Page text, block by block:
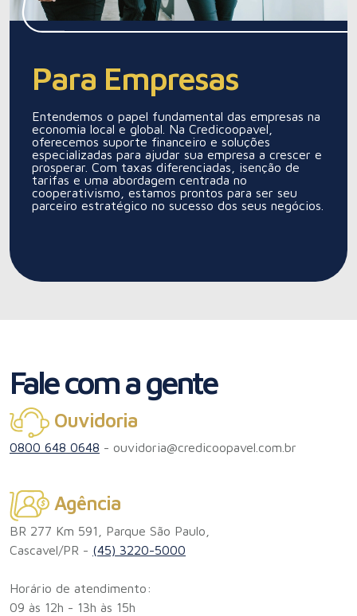
Para Empresas
Entendemos o papel fundamental das empresas na
economia local e global. Na Credicoopavel,
oferecemos suporte financeiro e soluções
especializadas para ajudar sua empresa a crescer e
prosperar. Com taxas diferenciadas, isenção de
tarifas e uma abordagem centrada no
cooperativismo, estamos prontos para ser seu
parceiro estratégico no sucesso dos seus negócios.
Fale com a gente
Ouvidoria
0800 648 0648 - ouvidoria@credicoopavel.com.br
Agência
BR 277 Km 591, Parque São Paulo,
Cascavel/PR - (45) 3220-5000
Horário de atendimento:
09 às 12h - 13h às 15h